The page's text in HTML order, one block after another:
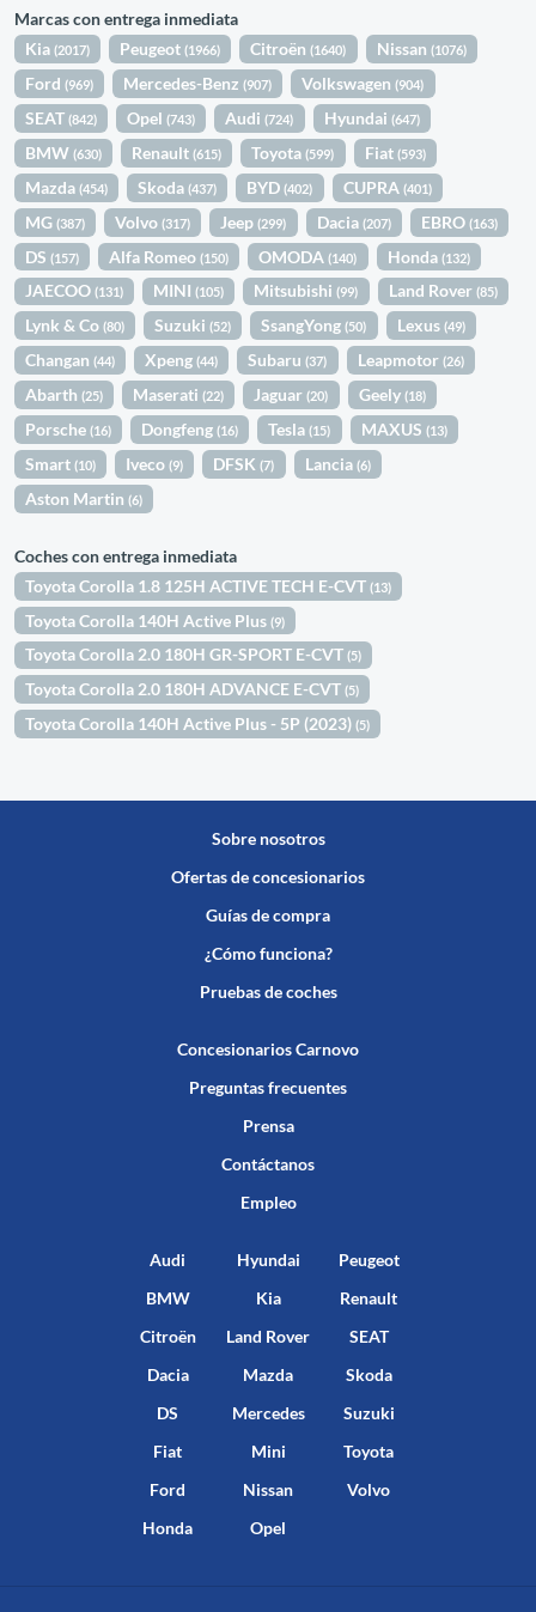
Marcas con entrega inmediata
Kia(2017) Peugeot(1966) Citroën(1640) Nissan (1076)
Ford(969) Mercedes-Benz(907) Volkswagen(904)
SEAT(842) Opel(743) Audi(724) Hyundai (647)
BMW(630) Renault(615) Toyota(599) Fiat (593)
Mazda(454) Skoda(437) BYD(402) CUPRA (401)
MG(387) Volvo(317) Jeep(299) Dacia (207) EBRO (163)
DS(157) Alfa Romeo(150) OMODA(140) Honda (132)
JAECOO(131) MINI(105) Mitsubishi(99) Land Rover (85)
Lynk & Co(80) Suzuki(52) SsangYong(50) Lexus (49)
Changan(44) Xpeng(44) Subaru(37) Leapmotor (26)
Abarth(25) Maserati(22) Jaguar(20) Geely (18)
Porsche(16) Dongfeng(16) Tesla(15) MAXUS (13)
Smart(10) Iveco(9) DFSK(7) Lancia (6)
Aston Martin(6)
Coches con entrega inmediata
Toyota Corolla 1.8 125H ACTIVE TECH E-CVT(13)
Toyota Corolla 140H Active Plus(9)
Toyota Corolla 2.0 180H GR-SPORT E-CVT(5)
Toyota Corolla 2.0 180H ADVANCE E-CVT(5)
Toyota Corolla 140H Active Plus - 5P (2023)(5)
Sobre nosotros
Ofertas de concesionarios
Guías de compra
¿Cómo funciona?
Pruebas de coches
Concesionarios Carnovo
Preguntas frecuentes
Prensa
Contáctanos
Empleo
Audi
BMW
Citroën
Dacia
DS
Fiat
Ford
Honda
Hyundai
Kia
Land Rover
Mazda
Mercedes
Mini
Nissan
Opel
Peugeot
Renault
SEAT
Skoda
Suzuki
Toyota
Volvo